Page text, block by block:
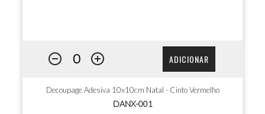
ADICIONAR
Decoupage Adesiva 10x10cm Natal - Cinto Vermelho
DANX-001